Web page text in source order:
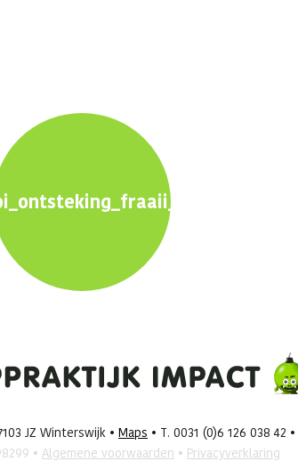
JZ Winterswijk • Maps • T. 0031 (0)6 126 038 42 •
• Algemene voorwaarden • Privacyverklaring